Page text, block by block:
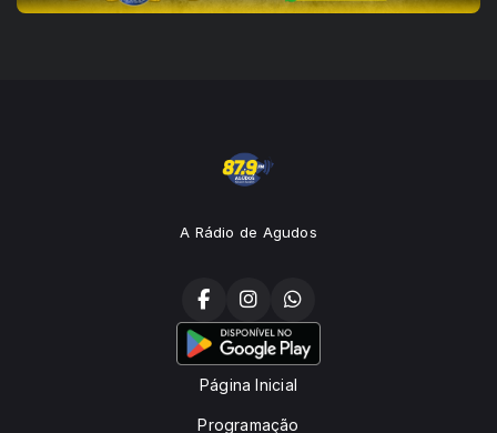
A Rádio de Agudos
Página Inicial
Programação